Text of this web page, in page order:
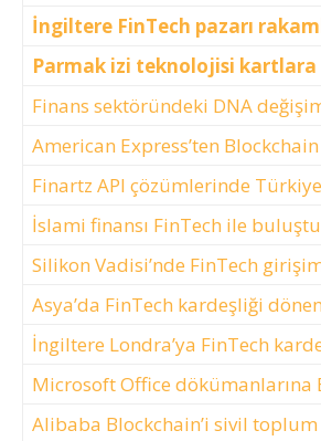
İngiltere FinTech pazarı
Parmak izi teknolojisi
Finans sektöründeki DNA
American Express’ten Blockchain
Finartz API çözümlerinde
İslami finansı FinTech ile
Silikon Vadisi’nde FinTech
Asya’da FinTech kardeşliği
İngiltere Londra’ya FinTech
Microsoft Office
Alibaba Blockchain’i sivil